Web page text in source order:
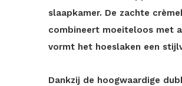
slaapkamer. De zachte
combineert moeiteloos met
vormt het hoeslaken een
Dankzij de hoogwaardige